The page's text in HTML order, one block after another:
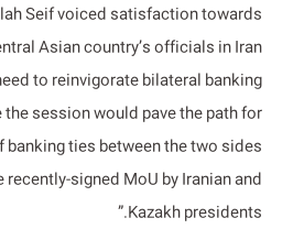
Seif voiced satisfaction towards
Asian country’s officials in Iran
to reinvigorate bilateral banking
the session would pave the path for
ties between the two sides
recently-signed MoU by Iranian and
Kazakh presidents.”